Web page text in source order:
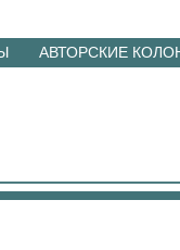
АВТОРСКИЕ